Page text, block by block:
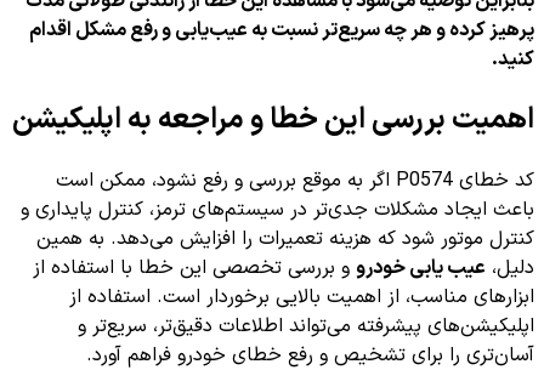
پرهیز کرده و هر چه سریع‌تر نسبت به عیب‌یابی و رفع مشکل اقدام
کنید.
اهمیت بررسی این خطا و مراجعه به اپلیکیشن
کد خطای P0574 اگر به موقع بررسی و رفع نشود، ممکن است
باعث ایجاد مشکلات جدی‌تر در سیستم‌های ترمز، کنترل پایداری و
کنترل موتور شود که هزینه تعمیرات را افزایش می‌دهد. به همین
دلیل، عیب یابی خودرو و بررسی تخصصی این خطا با استفاده از
ابزارهای مناسب، از اهمیت بالایی برخوردار است. استفاده از
اپلیکیشن‌های پیشرفته می‌تواند اطلاعات دقیق‌تر، سریع‌تر و
آسان‌تری را برای تشخیص و رفع خطای خودرو فراهم آورد.